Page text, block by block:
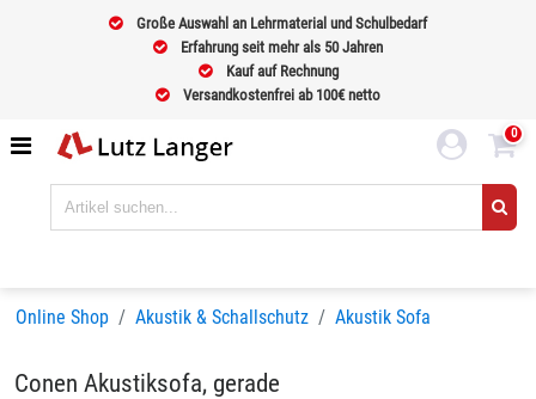
Große Auswahl an Lehrmaterial und Schulbedarf
Erfahrung seit mehr als 50 Jahren
Kauf auf Rechnung
Versandkostenfrei ab 100€ netto
0
Online Shop Akustik & Schallschutz Akustik Sofa
Conen Akustiksofa, gerade